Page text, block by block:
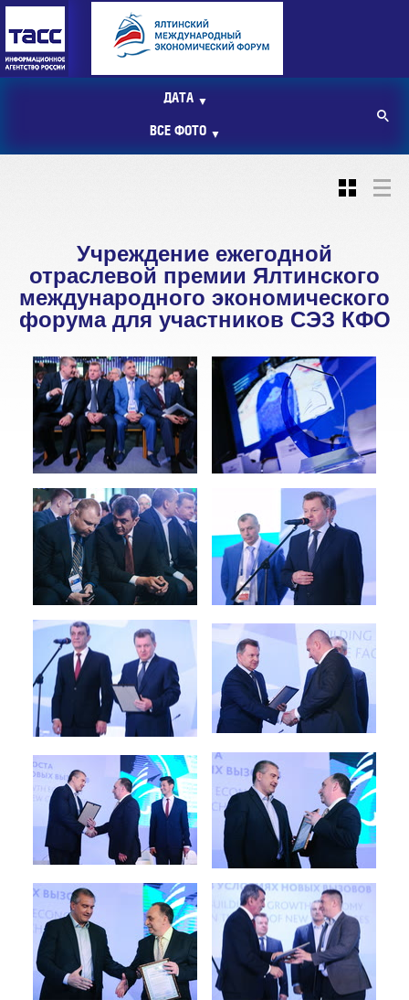
ДАТА ▼
ВСЕ ФОТО ▼
Учреждение ежегодной
отраслевой премии Ялтинского
международного экономического
форума для участников СЭЗ КФО